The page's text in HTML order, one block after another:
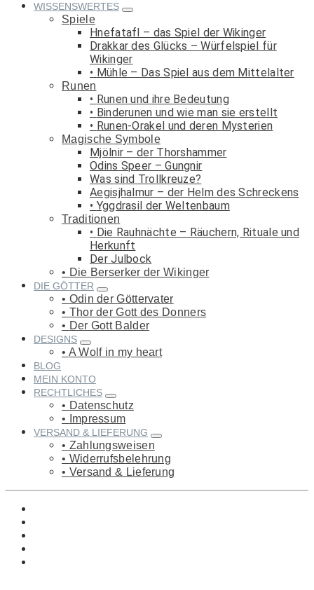
WISSENSWERTES
Spiele
Hnefatafl – das Spiel der Wikinger
Drakkar des Glücks – Würfelspiel für
Wikinger
Mühle – Das Spiel aus dem Mittelalter
Runen
Runen und ihre Bedeutung
Binderunen und wie man sie erstellt
Runen-Orakel und deren Mysterien
Magische Symbole
Mjölnir – der Thorshammer
Odins Speer – Gungnir
Was sind Trollkreuze?
Aegisjhalmur – der Helm des Schreckens
Yggdrasil der Weltenbaum
Traditionen
Die Rauhnächte – Räuchern, Rituale und
Herkunft
Der Julbock
Die Berserker der Wikinger
DIE GÖTTER
Odin der Göttervater
Thor der Gott des Donners
Der Gott Balder
DESIGNS
A Wolf in my heart
BLOG
MEIN KONTO
RECHTLICHES
Datenschutz
Impressum
VERSAND & LIEFERUNG
Zahlungsweisen
Widerrufsbelehrung
Versand & Lieferung